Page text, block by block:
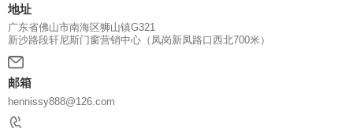
地址
广东省佛山市南海区狮山镇G321
新沙路段轩尼斯门窗营销中心（凤岗新凤路口西北700米）
邮箱
hennissy888@126.com